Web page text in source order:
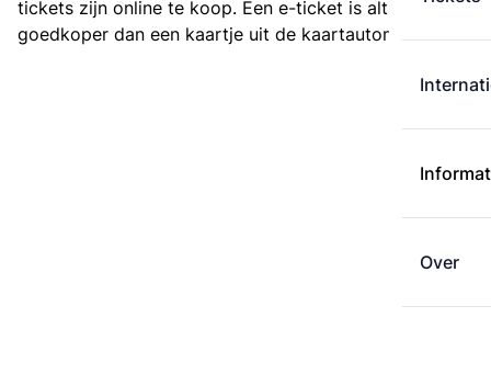
Over
tickets zijn online te koop. Een e-ticket is altijd
goedkoper dan een kaartje uit de kaartautomaat.